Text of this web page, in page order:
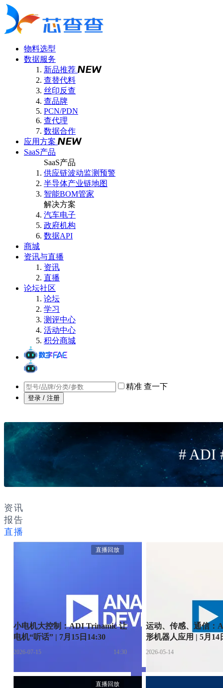
物料选型
数据服务
新品推荐
查替代料
丝印反查
查品牌
PCN/PDN
查代理
数据合作
应用方案
SaaS产品
SaaS产品
供应链波动监测预警
半导体产业链地图
智能BOM管家
解决方案
汽车电子
政府机构
数据API
商城
资讯与直播
资讯
直播
论坛社区
论坛
学习
测评中心
活动中心
积分商城
精准 查一下
登录 / 注册
# ADI
资讯
报告
直播
小电机大控制：ADI Trinamic 让
电机“听话” | 7月15日14:30
2026-07-15 14:30
直播回放
运动、传感、通信：
形机器人应用 | 5月14
2026-05-14
直播回放